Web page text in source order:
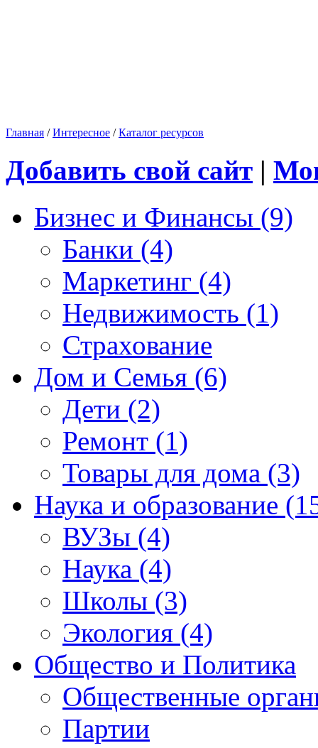
Главная /Интересное /Каталог ресурсов
Добавить свой сайт |
Бизнес и Финансы (9)
Банки (4)
Маркетинг (4)
Недвижимость (1)
Страхование
Дом и Семья (6)
Дети (2)
Ремонт (1)
Товары для дома (3)
Наука и образование
ВУЗы (4)
Наука (4)
Школы (3)
Экология (4)
Общество и Политика
Общественные
Партии